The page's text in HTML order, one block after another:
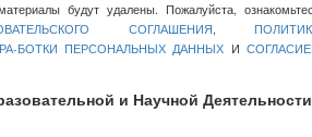
будут удалены. Пожалуйста,
СОГЛАШЕНИЯ,
БОТКИ ПЕРСОНАЛЬНЫХ ДАННЫХ И
и Научной